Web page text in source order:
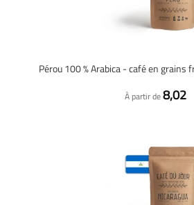
Pérou 100 % Arabica - café en
À partir de8,02